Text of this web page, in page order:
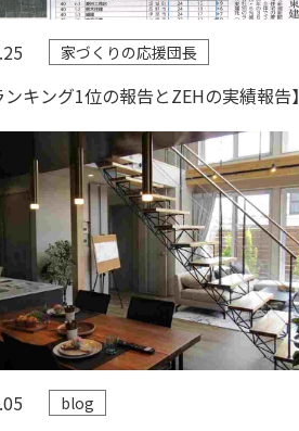
家づくりの応援団長
ンキング1位の報告とZEHの実績報告】
blog